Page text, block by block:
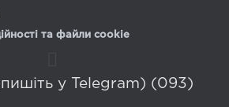
та файли cookie
у Telegram) (093)